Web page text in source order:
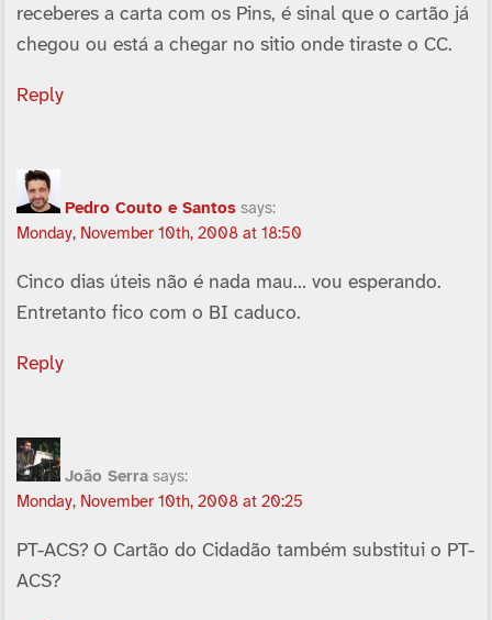
receberes a carta com os Pins, é sinal que o cartão já
chegou ou está a chegar no sitio onde tiraste o CC.
Reply
Pedro Couto e Santos says:
Monday, November 10th, 2008 at 18:50
Cinco dias úteis não é nada mau… vou esperando.
Entretanto fico com o BI caduco.
Reply
João Serra says:
Monday, November 10th, 2008 at 20:25
PT-ACS? O Cartão do Cidadão também substitui o PT-
ACS?